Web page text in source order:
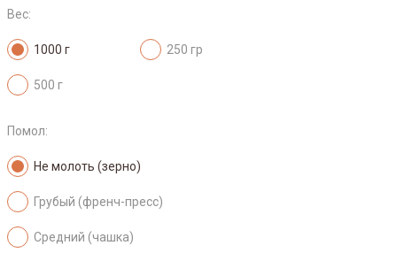
Вес:
1000 г 250 гр
500 г
Помол:
Не молоть (зерно)
Грубый (френч-пресс)
Средний (чашка)